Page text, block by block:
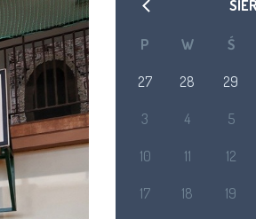
P W Ś
27 28 29
3 4 5
10 11 12
17 18 19